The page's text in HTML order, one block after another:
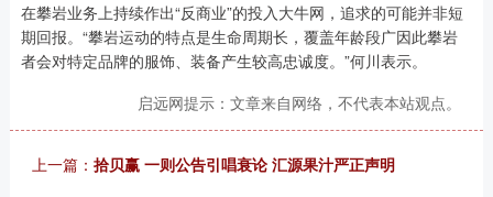
在攀岩业务上持续作出“反商业”的投入大牛网，追求的可能并非短
期回报。“攀岩运动的特点是生命周期长，覆盖年龄段广因此攀岩
者会对特定品牌的服饰、装备产生较高忠诚度。”何川表示。
启远网提示：文章来自网络，不代表本站观点。
上一篇： 拾贝赢 一则公告引唱衰论 汇源果汁严正声明